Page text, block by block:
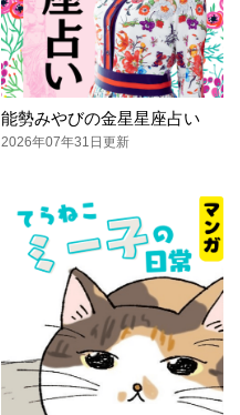
能勢みやびの金星星座占い
2026年07年31日更新